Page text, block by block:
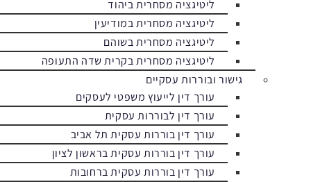
ליטיגציה מסחרית ביהוד
ליטיגציה מסחרית במודיעין
ליטיגציה מסחרית בשוהם
ליטיגציה מסחרית בקרית שדה התעופה
גישור ובוררות עסקיים
עורך דין לייעוץ משפטי לעסקים
עורך דין לבוררות עסקית
עורך דין בוררות עסקית תל אביב
עורך דין בוררות עסקית בראשון לציון
עורך דין בוררות עסקית ברחובות